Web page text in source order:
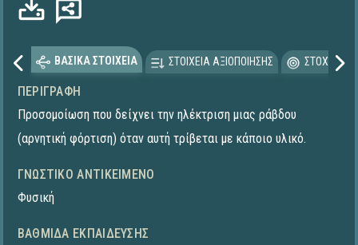
ΒΑΣΙΚΑ ΣΤΟΙΧΕΙΑ ΣΤΟΙΧΕΙΑ ΑΞΙΟΠΟΙΗΣΗΣ
ΠΕΡΙΓΡΑΦΉ
Προσομοίωση που δείχνει την ηλέκτριση μιας ράβδου
(αρνητική φόρτιση) όταν αυτή τρίβεται με κάποιο υλικό.
ΓΝΩΣΤΙΚΌ ΑΝΤΙΚΕΊΜΕΝΟ
Φυσική
ΒΑΘΜΊΔΑ ΕΚΠΑΊΔΕΥΣΗΣ